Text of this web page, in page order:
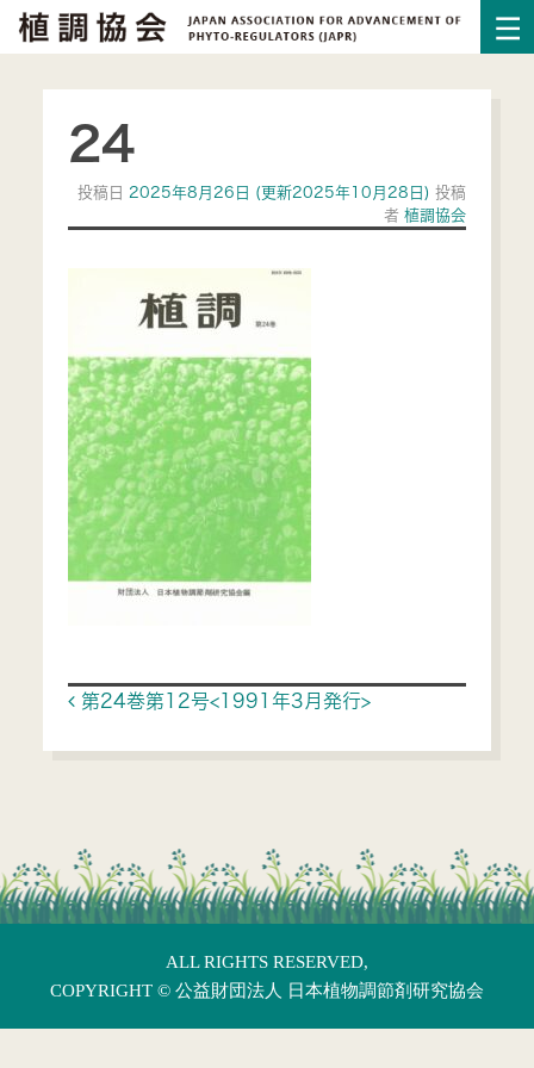
24
投稿日 2025年8月26日 (更新2025年10月28日)投稿
者 植調協会
Post navigation
第24巻第12号<1991年3月発行>
ALL RIGHTS RESERVED,
COPYRIGHT © 公益財団法人 日本植物調節剤研究協会